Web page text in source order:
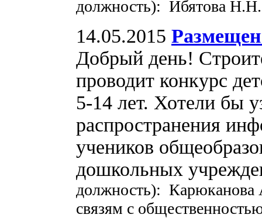
должность): Ибятова Н.Н.
14.05.2015
Добрый день!
проводит конкурс
5-14 лет. Хотели бы
распространения
учеников
дошкольных
должность): Карюканова
связям с